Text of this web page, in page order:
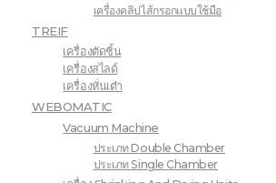
เครื่องคลิปไส้กรอกแบบใช้มือ
TREIF
เครื่องตัดชิ้น
เครื่องสไลด์
เครื่องหั่นเต๋า
WEBOMATIC
Vacuum Machine
ประเภท Double Chamber
ประเภท Single Chamber